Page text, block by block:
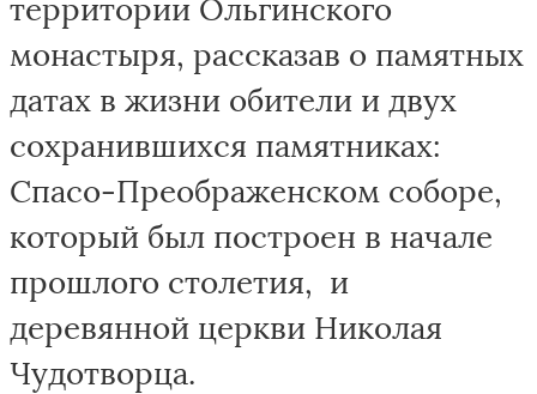
монастыря, рассказав о памятных
датах в жизни обители и двух
сохранившихся памятниках:
Спасо-Преображенском соборе,
который был построен в начале
прошлого столетия, и
деревянной церкви Николая
Чудотворца.